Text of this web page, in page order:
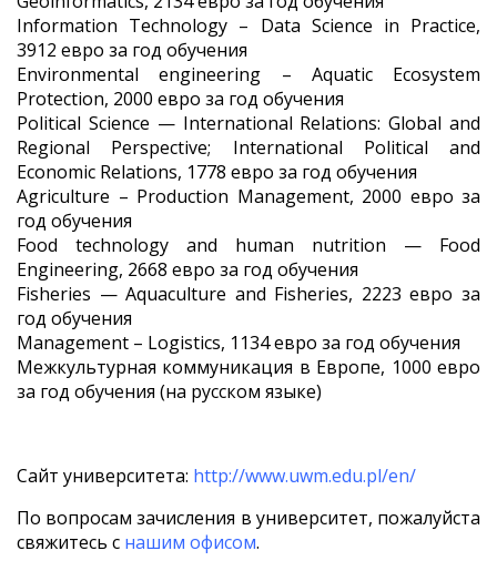
Information Technology – Data Science in Practice,
3912 евро за год обучения
Environmental engineering – Aquatic Ecosystem
Protection, 2000 евро за год обучения
Political Science — International Relations: Global and
Regional Perspective; International Political and
Economic Relations, 1778 евро за год обучения
Agriculture – Production Management, 2000 евро за
год обучения
Food technology and human nutrition — Food
Engineering, 2668 евро за год обучения
Fisheries — Aquaculture and Fisheries, 2223 евро за
год обучения
Management – Logistics, 1134 евро за год обучения
Межкультурная коммуникация в Европе, 1000 евро
за год обучения (на русском языке)
Сайт университета: http://www.uwm.edu.pl/en/
По вопросам зачисления в университет, пожалуйста
свяжитесь с нашим офисом.